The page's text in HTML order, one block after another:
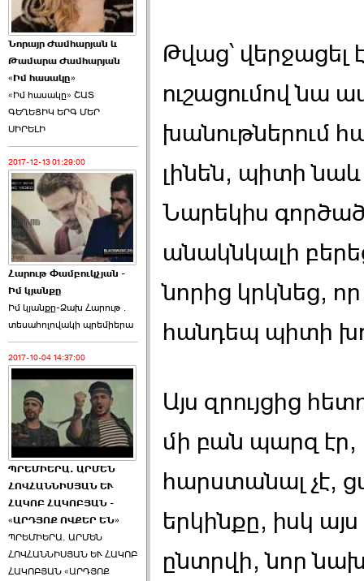
Որպես ընդդիմադիր
ընտրող՝ ›››
Նորայր Ժամհարյան և
Թամարա Ժամհարյան
«Իմ հասակը»
«Իմ հասակը» ՇԱՏ
ԳԵՂԵՑԻԿ ԵՐԳ ՄԵՐ
ՍԻՐԵԼԻ
2017-12-13 01:29:00
Հարութ Փամբուկչյան -
Իմ կյանքը
Իմ կյանքը-Ձախ Հարnւթ․
տեuաhnլnվակի պրեմիերա
2017-10-04 14:37:00
ՊՐԵՄԻԵՐԱ. ԱՐՄԵՆ
ՀՈՎՀԱՆՆԻՍՅԱՆ ԵՒ
ՀԱԿՈԲ ՀԱԿՈԲՅԱՆ -
«ԱՐԴՅՈՔ ՈՎՔԵՐ ԵՆ»
ՊՐԵՄԻԵՐԱ. ԱՐՄԵՆ
ՀՈՎՀԱՆՆԻՍՅԱՆ ԵՒ ՀԱԿՈԲ
ՀԱԿՈԲՅԱՆ «ԱՐԴՅՈՔ
Թվաց՝ վերջացել
ուշացումով նա
խանութներում
լինեն, պիտի
Նարեկիս
անակնկալի
նորից կրկնեց,
հանդեպ պիտի
Այս զրույցից
մի բան պարզ
հարստանալ չէ,
երկինքը, իսկ
ընտրվի, նոր